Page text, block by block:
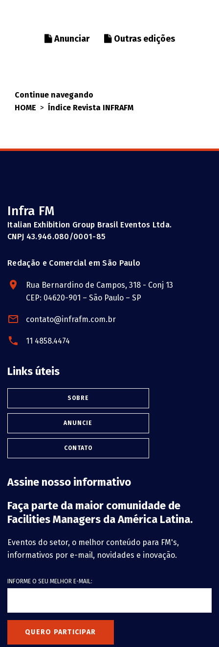
Anunciar Outras edições
Continue navegando
HOME > Índice Revista INFRAFM
Infra FM
Italian Exhibition Group Brasil Eventos Ltda.
CNPJ 43.946.080/0001-85
Redação e Comercial em São Paulo
Rua Bernardino de Campos, 318 - Conj 13
CEP: 04620-901 – São Paulo – SP
contato@infrafm.com.br
11 4858.4474
Links úteis
SOBRE
ANUNCIE
CONTATO
Assine nosso informativo
Faça parte da maior comunidade de
Facilities Managers da América Latina.
Eventos do setor, o melhor conteúdo para FM's,
informativos por e-mail, novidades e inovação.
INFORME O SEU MELHOR E-MAIL:
QUERO PARTICIPAR